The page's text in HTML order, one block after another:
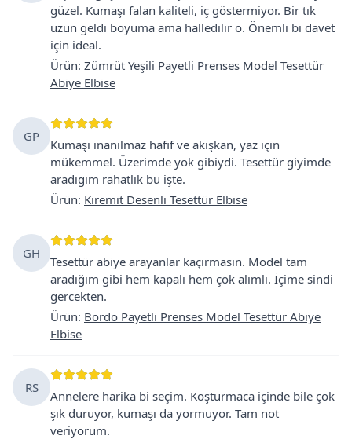
güzel. Kumaşı falan kaliteli, iç göstermiyor. Bir tık
uzun geldi boyuma ama halledilir o. Önemli bi davet
için ideal.
Ürün: Zümrüt Yeşili Payetli Prenses Model Tesettür
Abiye Elbise
GP
Kumaşı inanilmaz hafif ve akışkan, yaz için
mükemmel. Üzerimde yok gibiydi. Tesettür giyimde
aradıgım rahatlık bu işte.
Ürün: Kiremit Desenli Tesettür Elbise
GH
Tesettür abiye arayanlar kaçırmasın. Model tam
aradığım gibi hem kapalı hem çok alımlı. İçime sindi
gercekten.
Ürün: Bordo Payetli Prenses Model Tesettür Abiye
Elbise
RS
Annelere harika bi seçim. Koşturmaca içinde bile çok
şık duruyor, kumaşı da yormuyor. Tam not
veriyorum.